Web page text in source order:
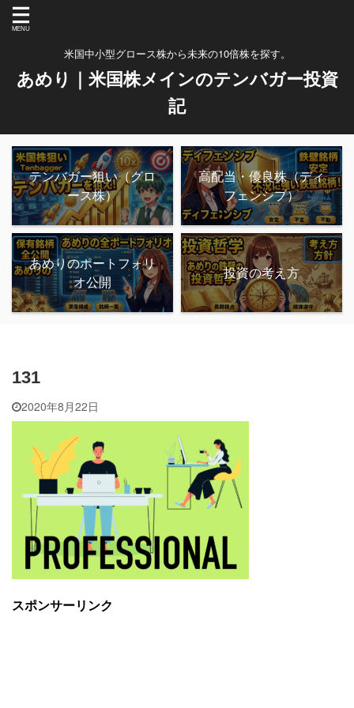
米国中小型グロース株から未来の10倍株を探す。
あめり｜米国株メインのテンバガー投資
記
テンバガー狙い（グロ
ース株）
高配当・優良株（ディ
フェンシブ）
あめりのポートフォリ
オ公開
投資の考え方
131
2020年8月22日
スポンサーリンク